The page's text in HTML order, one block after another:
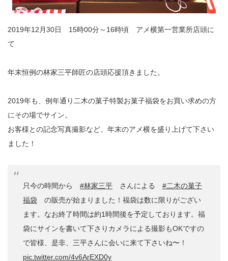
2019年12月30日 15時00分～16時頃 アメ横第一営業所店頭に
て
年末恒例の林家三平師匠の店頭応援頂きました。
2019年も、例年通り二木の菓子特製お菓子福袋をお買い求めの方
にその場でサイン。
お客様との記念写真撮影など、年末のアメ横を盛り上げて下さい
ました！
只今の時間から #林家三平 さんによる #二木の菓子
福袋 の販売が始まりました！福袋は数に限りがござい
ます。なお終了時間は約1時間後を予定しております。福
袋にサインを書いて下さりカメラによる撮影もOKですの
で皆様、是非、三平さんに会いに来て下さいね〜！
pic.twitter.com/4v6ArEXD0y